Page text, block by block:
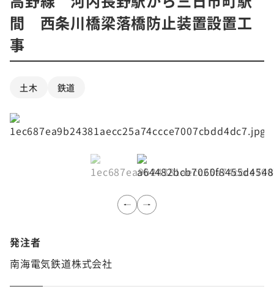
間 西条川橋梁落橋防止装置設置工
事
土木 鉄道
発注者
南海電気鉄道株式会社